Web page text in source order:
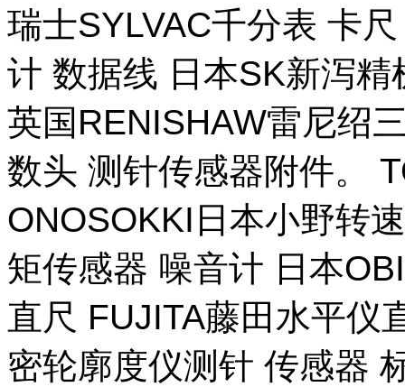
瑞士SYLVAC千分表 卡
计 数据线 日本SK新泻
英国RENISHAW雷尼绍
数头 测针传感器附件。
ONOSOKKI日本小野转
矩传感器 噪音计 日本
直尺 FUJITA藤田水平仪
密轮廓度仪测针 传感器